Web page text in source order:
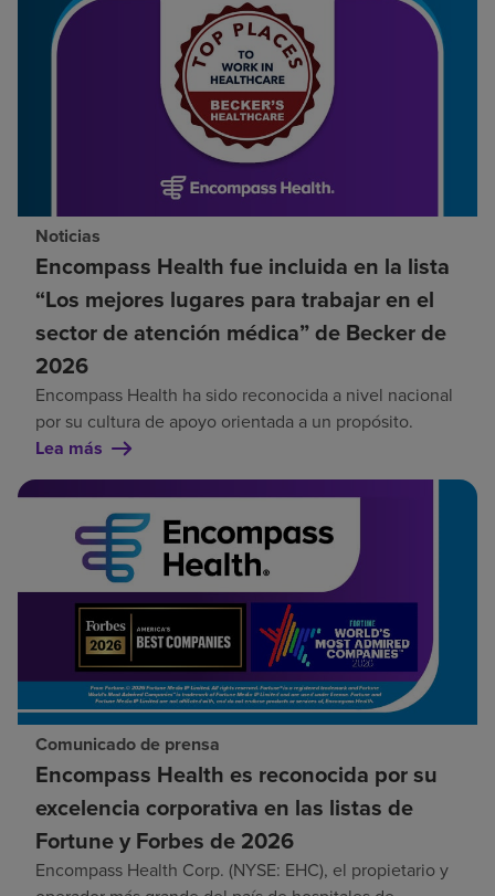
Noticias
Encompass Health fue incluida en la lista
“Los mejores lugares para trabajar en el
sector de atención médica” de Becker de
2026
Encompass Health ha sido reconocida a nivel nacional
por su cultura de apoyo orientada a un propósito.
Lea más
Comunicado de prensa
Encompass Health es reconocida por su
excelencia corporativa en las listas de
Fortune y Forbes de 2026
Encompass Health Corp. (NYSE: EHC), el propietario y